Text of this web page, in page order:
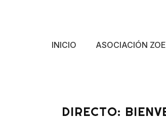
INICIO ASOCIACIÓN
DIRECTO: